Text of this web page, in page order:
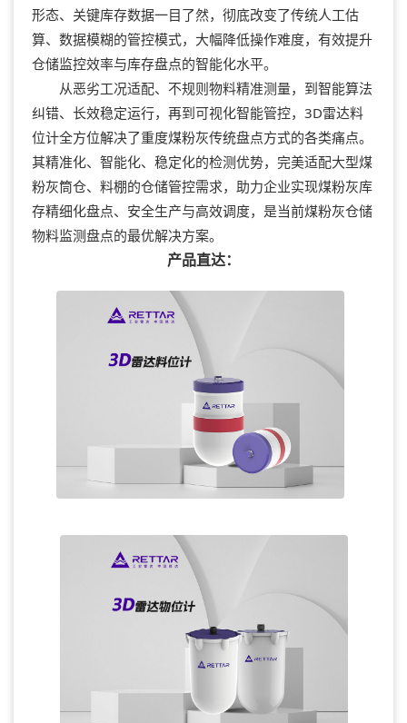
形态、关键库存数据一目了然，彻底改变了传统人工估
算、数据模糊的管控模式，大幅降低操作难度，有效提升
仓储监控效率与库存盘点的智能化水平。
从恶劣工况适配、不规则物料精准测量，到智能算法
纠错、长效稳定运行，再到可视化智能管控，3D雷达料
位计全方位解决了重度煤粉灰传统盘点方式的各类痛点。
其精准化、智能化、稳定化的检测优势，完美适配大型煤
粉灰筒仓、料棚的仓储管控需求，助力企业实现煤粉灰库
存精细化盘点、安全生产与高效调度，是当前煤粉灰仓储
物料监测盘点的最优解决方案。
产品直达：